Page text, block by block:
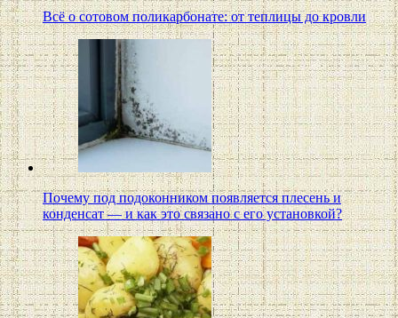
Всё о сотовом поликарбонате: от теплицы до кровли
Почему под подоконником появляется плесень и
конденсат — и как это связано с его установкой?